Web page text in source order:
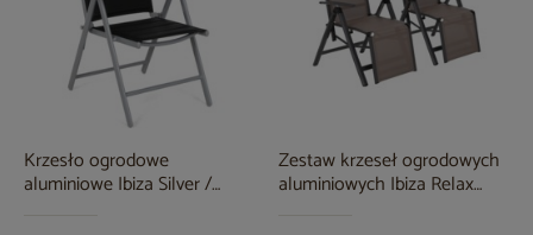
Krzesło ogrodowe
aluminiowe Ibiza Silver /
Zestaw krzeseł ogrodowych
aluminiowych Ibiza Relax